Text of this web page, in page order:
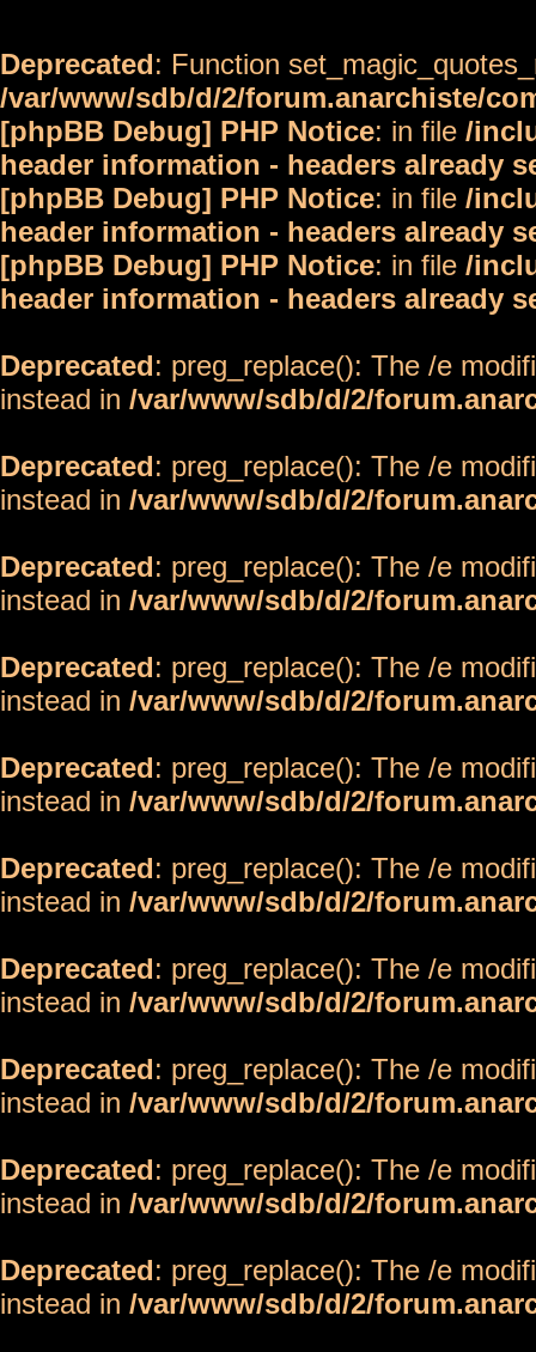
Deprecated: Function
/var/www/sdb/d/2/forum.anarchiste/
[phpBB Debug] PHP Notice: in file /
header information - headers already
[phpBB Debug] PHP Notice: in file /
header information - headers already
[phpBB Debug] PHP Notice: in file /
header information - headers already
Deprecated: preg_replace(): The /e
instead in /var/www/sdb/d/2/
Deprecated: preg_replace(): The /e
instead in /var/www/sdb/d/2/
Deprecated: preg_replace(): The /e
instead in /var/www/sdb/d/2/
Deprecated: preg_replace(): The /e
instead in /var/www/sdb/d/2/
Deprecated: preg_replace(): The /e
instead in /var/www/sdb/d/2/
Deprecated: preg_replace(): The /e
instead in /var/www/sdb/d/2/
Deprecated: preg_replace(): The /e
instead in /var/www/sdb/d/2/
Deprecated: preg_replace(): The /e
instead in /var/www/sdb/d/2/
Deprecated: preg_replace(): The /e
instead in /var/www/sdb/d/2/
Deprecated: preg_replace(): The /e
instead in /var/www/sdb/d/2/